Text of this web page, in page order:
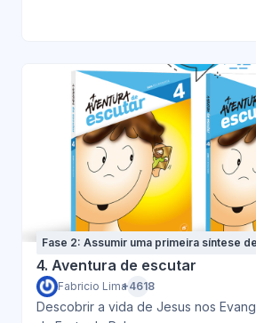
Fase 2: Assumir uma primeira síntese
4. Aventura de escutar
Fabricio Lima+4618
Descobrir a vida de Jesus nos